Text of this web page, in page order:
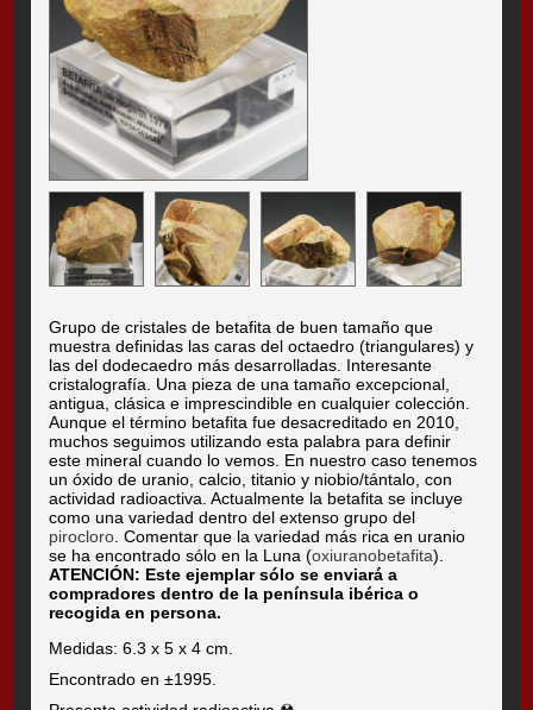
Grupo de cristales de betafita de buen tamaño que
muestra definidas las caras del octaedro (triangulares) y
las del dodecaedro más desarrolladas. Interesante
cristalografía. Una pieza de una tamaño excepcional,
antigua, clásica e imprescindible en cualquier colección.
Aunque el término betafita fue desacreditado en 2010,
muchos seguimos utilizando esta palabra para definir
este mineral cuando lo vemos. En nuestro caso tenemos
un óxido de uranio, calcio, titanio y niobio/tántalo, con
actividad radioactiva. Actualmente la betafita se incluye
como una variedad dentro del extenso grupo del
pirocloro. Comentar que la variedad más rica en uranio
se ha encontrado sólo en la Luna (oxiuranobetafita).
ATENCIÓN: Este ejemplar sólo se enviará a
compradores dentro de la península ibérica o
recogida en persona.
Medidas: 6.3 x 5 x 4 cm.
Encontrado en ±1995.